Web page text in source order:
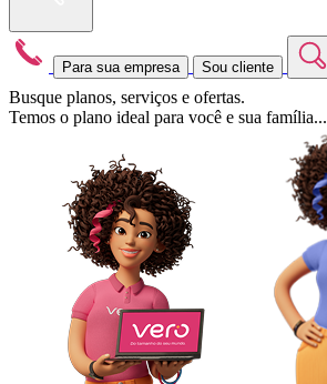
Para sua empresa Sou cliente
Busque planos, serviços e ofertas.
Temos o plano ideal para você e sua família...